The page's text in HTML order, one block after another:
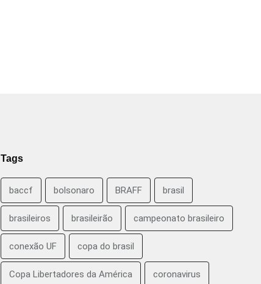
Tags
baccf bolsonaro BRAFF brasil
brasileiros brasileirão campeonato brasileiro
conexão UF copa do brasil
Copa Libertadores da América coronavirus